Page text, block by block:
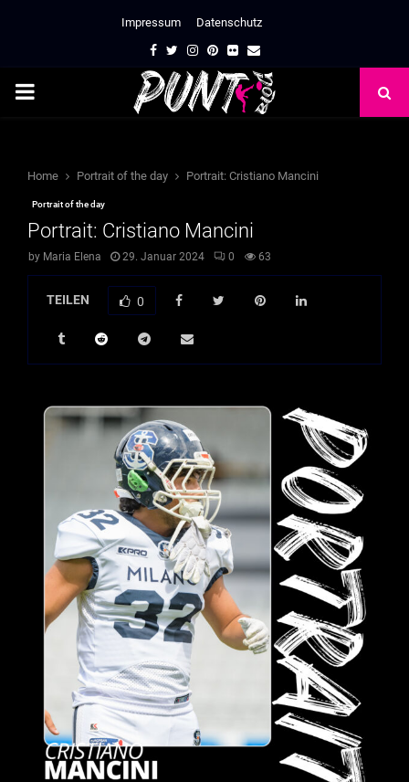
Impressum Datenschutz
Facebook
TwitterInstagram
Pinterest
FlickrEmail
PRIMARY
Home Portrait of the day Portrait: Cristiano Mancini
Portrait of the day
Portrait: Cristiano Mancini
by Maria Elena 29. Januar 2024 0 63
TEILEN 0